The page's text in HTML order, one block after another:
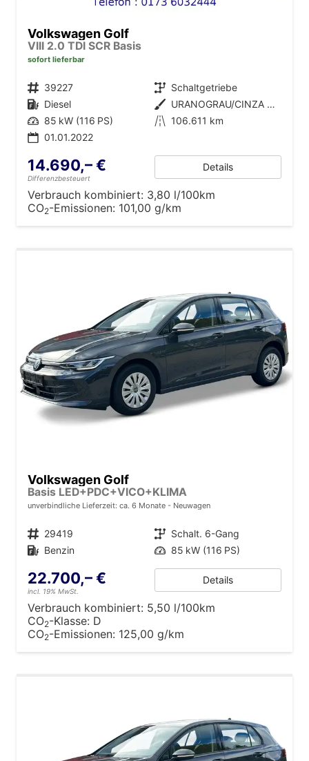
Volkswagen Golf
VIII 2.0 TDI SCR Basis
sofort lieferbar
Fahrzeugnr. 39227 Getriebe Schaltgetriebe
Kraftstoff Diesel Außenfarbe
URANOGRAU/CINZA URANO
Leistung 85 kW (116 PS) Kilometerstand 106.611 km
01.01.2022
14.690,– €
Differenzbesteuert
Details
Verbrauch kombiniert: 3,80 l/100km
CO2-Emissionen: 101,00 g/km
Volkswagen Golf
Basis LED+PDC+VICO+KLIMA
unverbindliche Lieferzeit: ca. 6 Monate Neuwagen
Fahrzeugnr. 29419 Getriebe Schalt. 6-Gang
Kraftstoff Benzin Leistung 85 kW (116 PS)
22.700,– €
incl. 19% MwSt.
Details
Verbrauch kombiniert: 5,50 l/100km
CO2-Klasse: D
CO2-Emissionen: 125,00 g/km